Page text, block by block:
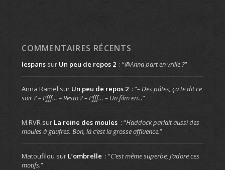
COMMENTAIRES RÉCENTS
lespanssur Un peu de repos 2 : “@Anna part en vrille ?”
Anna Ramel sur Un peu de repos 2 : “– Des pâtes, ça te dit ce
soir ? – Pfff… – Resto ? – Pfff… – Un film en…”
M.RVRsur La reine des moules : “Haddock parlait aussi des
moules à gaufres. Bon, là c’est la grosse affluence.”
Matoufilou sur L’ombrelle : “C’est même superbe, j’adore ces
motifs.”